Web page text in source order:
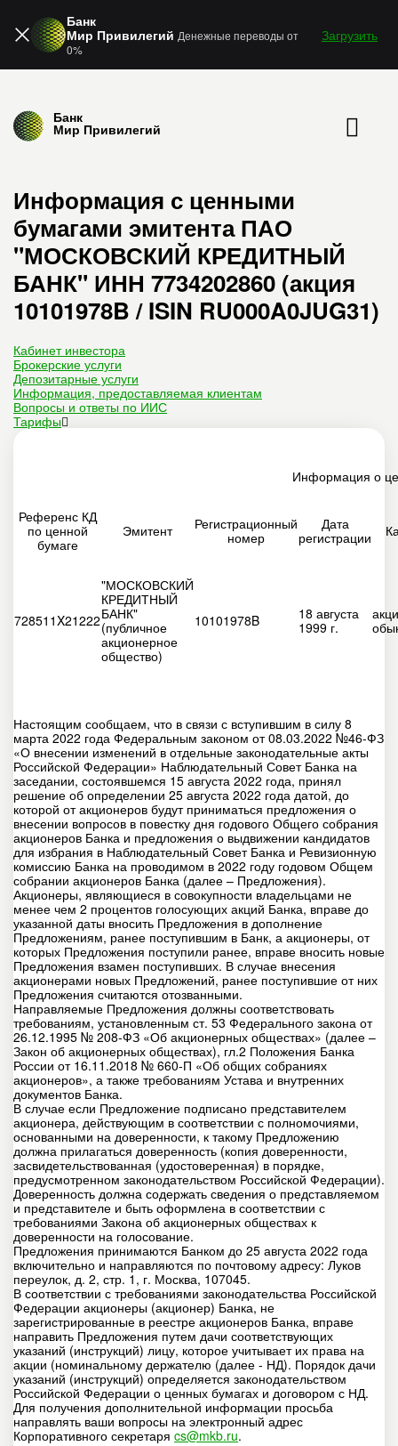
Банк
Мир Привилегий Денежные переводы от
0%
Загрузить
Банк
Мир Привилегий
Информация с ценными
бумагами эмитента ПАО
"МОСКОВСКИЙ КРЕДИТНЫЙ
БАНК" ИНН 7734202860 (акция
10101978B / ISIN RU000A0JUG31)
Кабинет инвестора
Брокерские услуги
Депозитарные услуги
Информация, предоставляемая клиентам
Вопросы и ответы по ИИС
Тарифы
Информация о
Референс КД
по ценной
бумаге
Эмитент
Регистрационный
номер
Дата
регистрации
728511X21222
"МОСКОВСКИЙ
КРЕДИТНЫЙ
БАНК"
(публичное
акционерное
общество)
10101978B
18 августа
1999 г.
Настоящим сообщаем, что в связи с вступившим в силу 8
марта 2022 года Федеральным законом от 08.03.2022 №46-ФЗ
«О внесении изменений в отдельные законодательные акты
Российской Федерации» Наблюдательный Совет Банка на
заседании, состоявшемся 15 августа 2022 года, принял
решение об определении 25 августа 2022 года датой, до
которой от акционеров будут приниматься предложения о
внесении вопросов в повестку дня годового Общего собрания
акционеров Банка и предложения о выдвижении кандидатов
для избрания в Наблюдательный Совет Банка и Ревизионную
комиссию Банка на проводимом в 2022 году годовом Общем
собрании акционеров Банка (далее – Предложения).
Акционеры, являющиеся в совокупности владельцами не
менее чем 2 процентов голосующих акций Банка, вправе до
указанной даты вносить Предложения в дополнение
Предложениям, ранее поступившим в Банк, а акционеры, от
которых Предложения поступили ранее, вправе вносить новые
Предложения взамен поступивших. В случае внесения
акционерами новых Предложений, ранее поступившие от них
Предложения считаются отозванными.
Направляемые Предложения должны соответствовать
требованиям, установленным ст. 53 Федерального закона от
26.12.1995 № 208-ФЗ «Об акционерных обществах» (далее –
Закон об акционерных обществах), гл.2 Положения Банка
России от 16.11.2018 № 660-П «Об общих собраниях
акционеров», а также требованиям Устава и внутренних
документов Банка.
В случае если Предложение подписано представителем
акционера, действующим в соответствии с полномочиями,
основанными на доверенности, к такому Предложению
должна прилагаться доверенность (копия доверенности,
засвидетельствованная (удостоверенная) в порядке,
предусмотренном законодательством Российской Федерации).
Доверенность должна содержать сведения о представляемом
и представителе и быть оформлена в соответствии с
требованиями Закона об акционерных обществах к
доверенности на голосование.
Предложения принимаются Банком до 25 августа 2022 года
включительно и направляются по почтовому адресу: Луков
переулок, д. 2, стр. 1, г. Москва, 107045.
В соответствии с требованиями законодательства Российской
Федерации акционеры (акционер) Банка, не
зарегистрированные в реестре акционеров Банка, вправе
направить Предложения путем дачи соответствующих
указаний (инструкций) лицу, которое учитывает их права на
акции (номинальному держателю (далее - НД). Порядок дачи
указаний (инструкций) определяется законодательством
Российской Федерации о ценных бумагах и договором с НД.
Для получения дополнительной информации просьба
направлять ваши вопросы на электронный адрес
Корпоративного секретаря cs@mkb.ru.